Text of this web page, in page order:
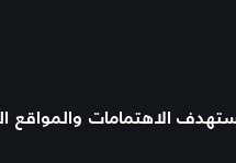
الاهتمامات والمواقع